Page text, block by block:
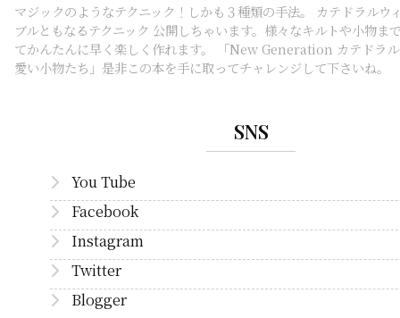
マジックのようなテクニック！しかも３種類の手法。 カテドラルウ
ブルともなるテクニック 公開しちゃいます。様々なキルトや小物ま
てかんたんに早く楽しく作れます。 「New Generation カテドラ
愛い小物たち」是非この本を手に取ってチャレンジして下さいね。
SNS
You Tube
Facebook
Instagram
Twitter
Blogger